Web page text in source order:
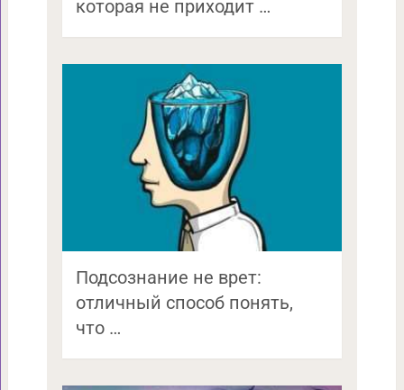
которая не приходит …
Подсознание не врет:
отличный способ понять,
что …